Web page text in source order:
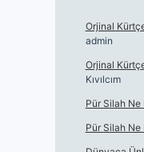
Orjinal
admin
Orjinal
Kıvılcım
Pür Silah Ne
Pür Silah Ne